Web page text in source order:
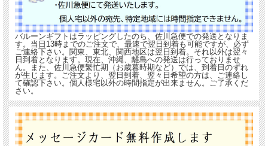
バルーンギフトはラッピングしたのち、佐川急便での発送となりま
す。当日13時までのご注文で、最速で翌日到着も可能ですが、必ず
ご連絡下さい。関東、東北、関西地区は翌日到着。それ以外は翌々
日到着となります。現在、沖縄、離島への発送は行っておりませ
ん。また、佐川急便繁忙期（お歳暮時期など）では、到着日のずれ
が生じます。ご注文より、翌日到着、翌々日希望の方は、ご連絡し
て確認下さい。個人様宅以外の時間指定が出来ません。ご了承くだ
さい。